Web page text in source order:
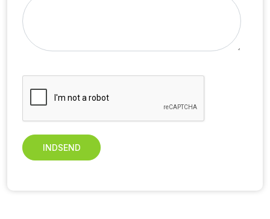
INDSEND